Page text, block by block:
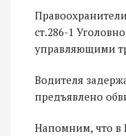
ст.286-1
управляющими
Водителя
предъявлено
Напомним, что в